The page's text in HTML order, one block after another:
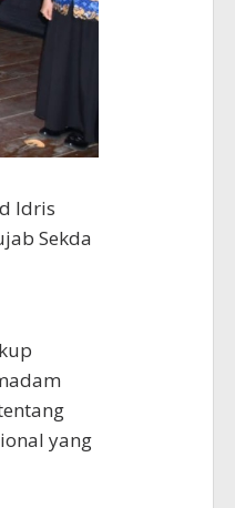
Idris
Sekda
yang